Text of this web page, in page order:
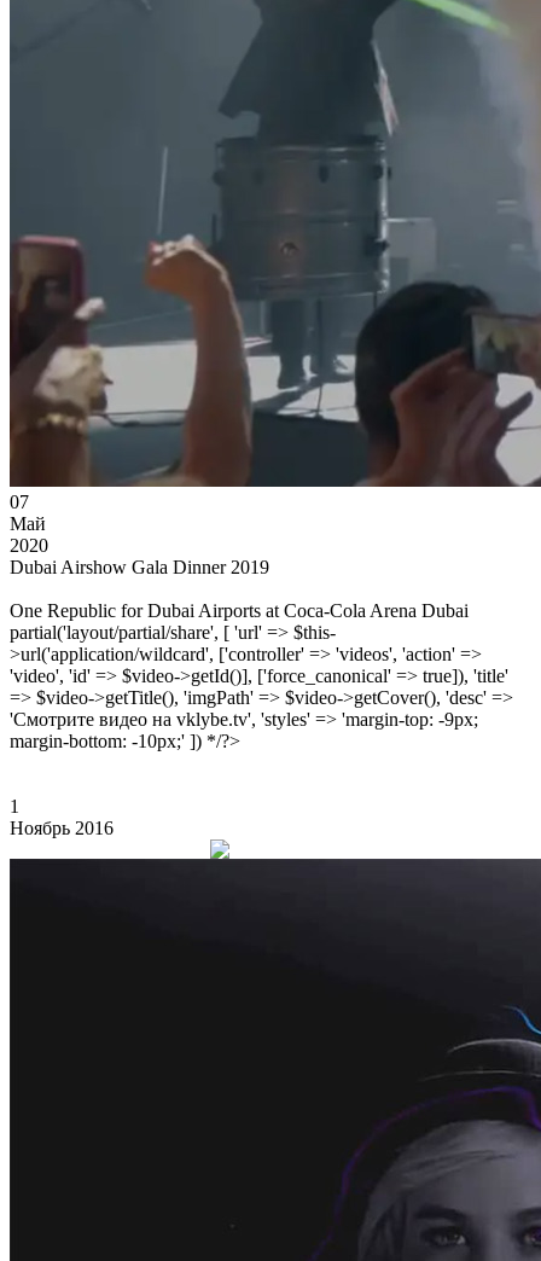
07
Май
2020
Dubai Airshow Gala Dinner 2019
One Republic for Dubai Airports at Coca-Cola Arena Dubai
partial('layout/partial/share', [ 'url' => $this-
>url('application/wildcard', ['controller' => 'videos', 'action' =>
'video', 'id' => $video->getId()], ['force_canonical' => true]), 'title'
=> $video->getTitle(), 'imgPath' => $video->getCover(), 'desc' =>
'Смотрите видео на vklybe.tv', 'styles' => 'margin-top: -9px;
margin-bottom: -10px;' ]) */?>
1
Ноябрь 2016